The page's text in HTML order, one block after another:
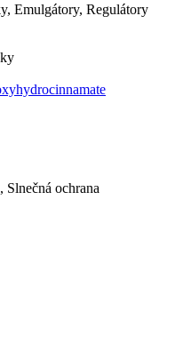
Emulgátory, Regulátory
Slnečná ochrana